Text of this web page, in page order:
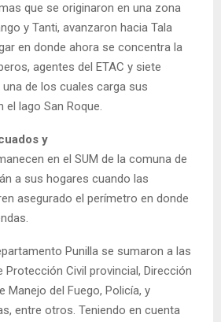
que se originaron en una zona
y Tanti, avanzaron hacia Tala
en donde ahora se concentra la
agentes del ETAC y siete
de los cuales carga sus
lago San Roque.
y
en el SUM de la comuna de
a sus hogares cuando las
asegurado el perímetro en donde
Punilla se sumaron a las
Civil provincial, Dirección
Manejo del Fuego, Policía, y
entre otros. Teniendo en cuenta